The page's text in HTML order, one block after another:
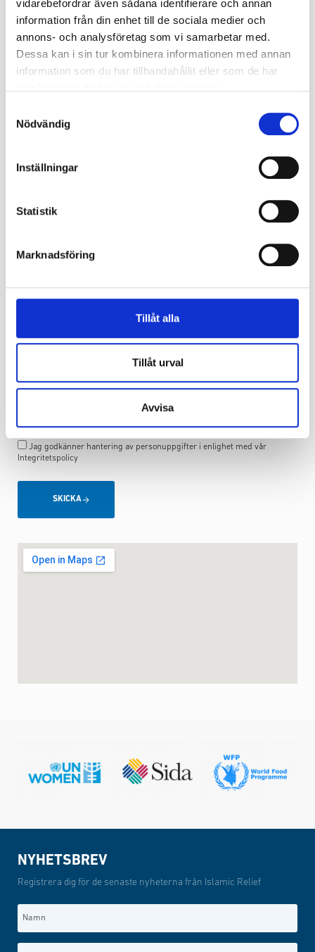
vidarebefordrar även sådana identifierare och annan
information från din enhet till de sociala medier och
annons- och analysföretag som vi samarbetar med.
Dessa kan i sin tur kombinera informationen med annan
information som du har tillhandahållit eller som de har
Nödvändig
Inställningar
Statistik
Marknadsföring
Tillåt alla
Tillåt urval
Avvisa
Kontaktformulär
Har du några frågor eller funderingar om vår lokal? Tveka inte
på att kontakta oss via detta formulär eller mejla till:
medkansla@islamic-relief.se
Efternamn*
Telefonnummer*
Jag godkänner hantering av personuppgifter i enlighet med vår
Integritetspolicy
SKICKA
NYHETSBREV
Registrera dig för de senaste nyheterna från Islamic Relief